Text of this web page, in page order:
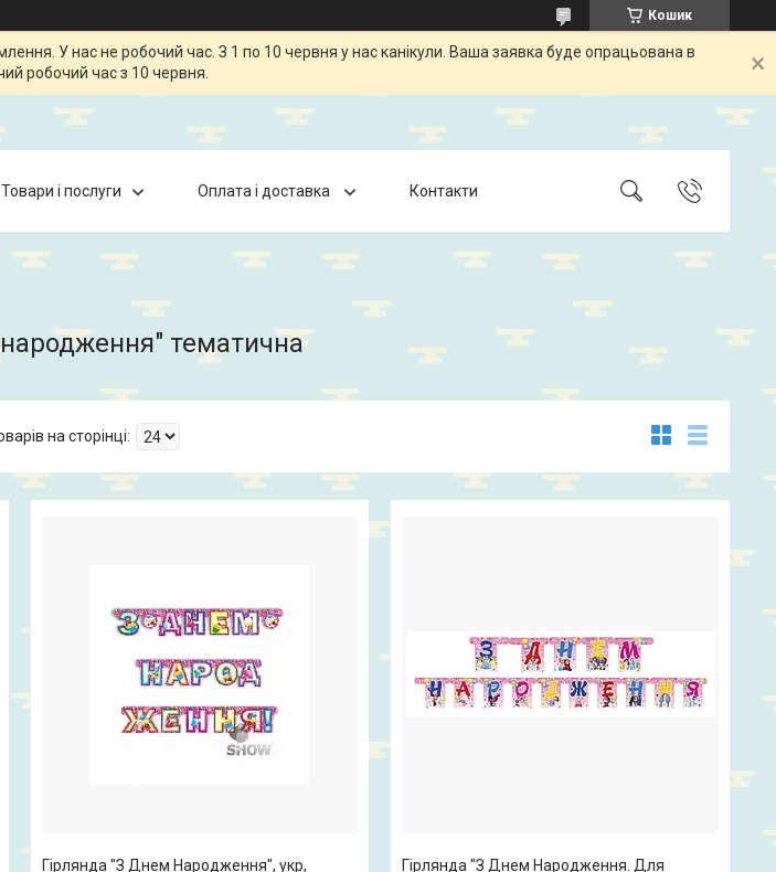
Кошик
У нас не робочий час. З 1 по 10 червня у нас канікули. Ваша заявка буде опрацьована в
робочий час з 10 червня.
Товари і послуги Оплата і доставка Контакти
тематична
Гірлянда "З Днем Народження", укр,
Гірлянда "З Днем Народження. Для